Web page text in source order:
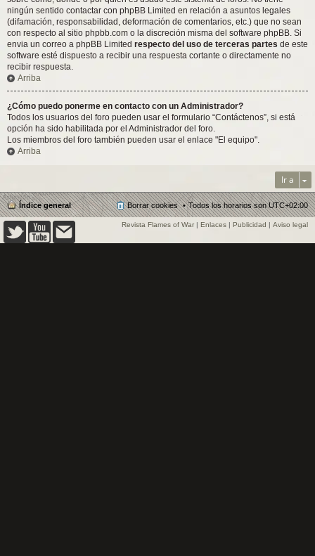
ningún sentido contactar con phpBB Limited en relación a asuntos legales
(difamación, responsabilidad, deformación de comentarios, etc.) que no sean
con respecto al sitio phpbb.com o la discreción misma del software phpBB. Si
envia un correo a phpBB Limited respecto del uso de terceras partes de este
software esté dispuesto a recibir una respuesta cortante o directamente no
recibir respuesta.
Arriba
¿Cómo puedo ponerme en contacto con un Administrador?
Todos los usuarios del foro pueden usar el formulario “Contáctenos”, si está
opción ha sido habilitada por el Administrador del foro.
Los miembros del foro también pueden usar el enlace "El equipo".
Arriba
Ir a
Índice general Todos los horarios sonUTC+02:00
Borrar cookies
Revista Flames of War | Enlaces | Publicidad | Aviso legal